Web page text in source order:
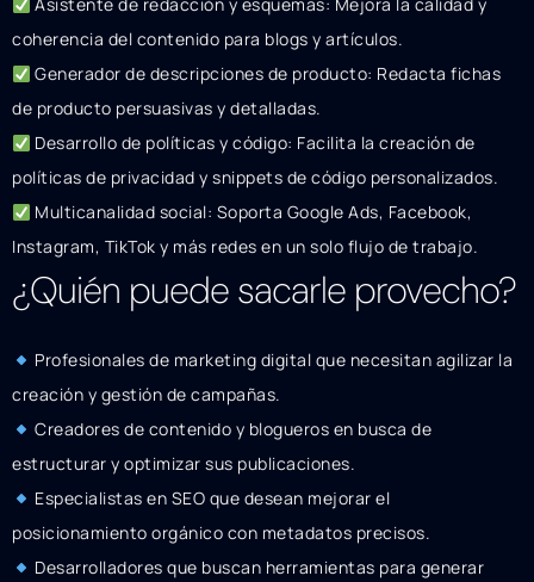
Asistente de redacción y esquemas: Mejora la calidad y
coherencia del contenido para blogs y artículos.
Generador de descripciones de producto: Redacta fichas
de producto persuasivas y detalladas.
Desarrollo de políticas y código: Facilita la creación de
políticas de privacidad y snippets de código personalizados.
Multicanalidad social: Soporta Google Ads, Facebook,
Instagram, TikTok y más redes en un solo flujo de trabajo.
¿Quién puede sacarle provecho?
Profesionales de marketing digital que necesitan agilizar la
creación y gestión de campañas.
Creadores de contenido y blogueros en busca de
estructurar y optimizar sus publicaciones.
Especialistas en SEO que desean mejorar el
posicionamiento orgánico con metadatos precisos.
Desarrolladores que buscan herramientas para generar